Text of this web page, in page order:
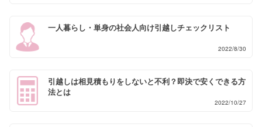
一人暮らし・単身の社会人向け引越しチェックリスト
2022/8/30
引越しは相見積もりをしないと不利？即決で安くできる方
法とは
2022/10/27